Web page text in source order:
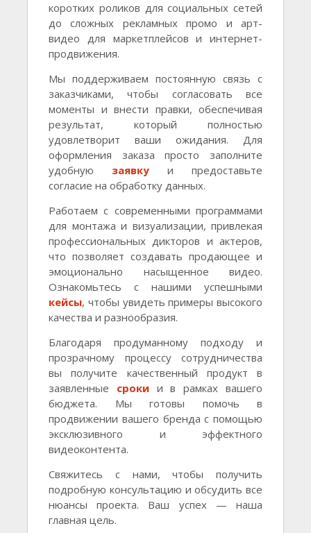
коротких роликов для социальных сетей
до сложных рекламных промо и арт-
видео для маркетплейсов и интернет-
продвижения.
Мы поддерживаем постоянную связь с
заказчиками, чтобы согласовать все
моменты и внести правки, обеспечивая
результат, который полностью
удовлетворит ваши ожидания. Для
оформления заказа просто заполните
удобную заявку и предоставьте
согласие на обработку данных.
Работаем с современными программами
для монтажа и визуализации, привлекая
профессиональных дикторов и актеров,
что позволяет создавать продающее и
эмоционально насыщенное видео.
Ознакомьтесь с нашими успешными
кейсы, чтобы увидеть примеры высокого
качества и разнообразия.
Благодаря продуманному подходу и
прозрачному процессу сотрудничества
вы получите качественный продукт в
заявленные срокии в рамках вашего
бюджета. Мы готовы помочь в
продвижении вашего бренда с помощью
эксклюзивного и эффектного
видеоконтента.
Свяжитесь с нами, чтобы получить
подробную консультацию и обсудить все
нюансы проекта. Ваш успех — наша
главная цель.